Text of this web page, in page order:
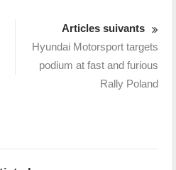
Articles suivants
Hyundai Motorsport targets
podium at fast and furious
Rally Poland